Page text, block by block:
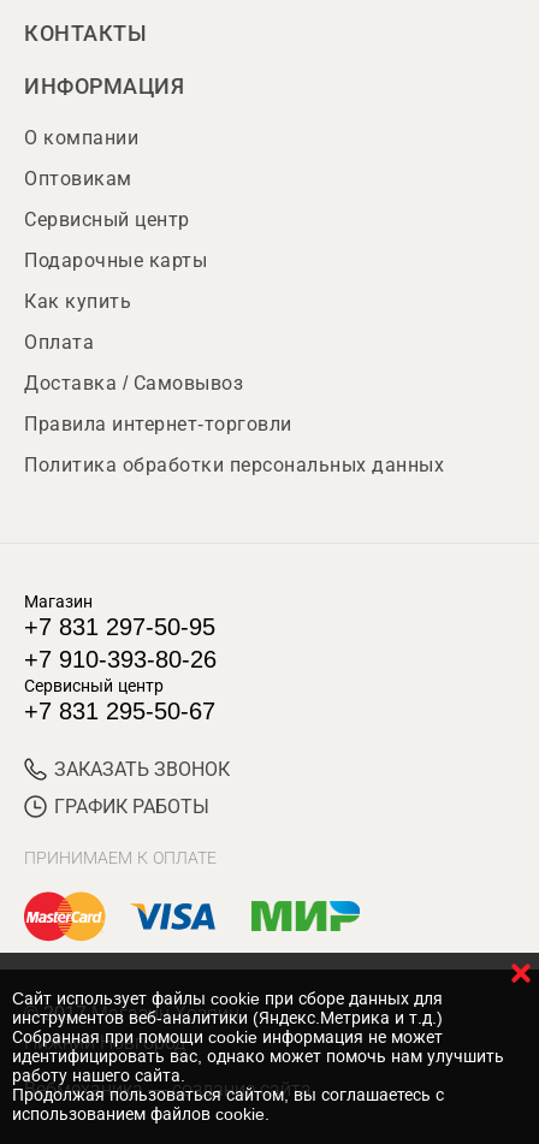
КОНТАКТЫ
ИНФОРМАЦИЯ
О компании
Оптовикам
Сервисный центр
Подарочные карты
Как купить
Оплата
Доставка / Самовывоз
Правила интернет-торговли
Политика обработки персональных данных
Магазин
+7 831 297-50-95
+7 910-393-80-26
Сервисный центр
+7 831 295-50-67
ЗАКАЗАТЬ ЗВОНОК
ГРАФИК РАБОТЫ
ПРИНИМАЕМ К ОПЛАТЕ
© 2017 Магазин Хозяин
Нижний Новгород
Вебмеханика — создание сайта
Cайт использует файлы cookie при сборе данных для
инструментов веб-аналитики (Яндекс.Метрика и т.д.)
Собранная при помощи cookie информация не может
идентифицировать вас, однако может помочь нам улучшить
работу нашего сайта.
Продолжая пользоваться сайтом, вы соглашаетесь с
использованием файлов cookie.